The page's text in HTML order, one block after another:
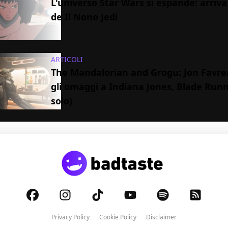
L'universo Star Wars si espande: arriva
de Il Nono Jedi
ARTICOLI
The Mandalorian and Grogu: Jon
gli omaggi a Indiana Jones, Blade
solo)
Privacy Policy Cookie Policy Disclaimer